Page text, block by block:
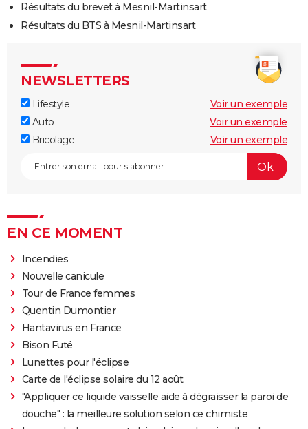
Résultats du brevet à Mesnil-Martinsart
Résultats du BTS à Mesnil-Martinsart
NEWSLETTERS
Lifestyle
Voir un exemple
Auto
Voir un exemple
Bricolage
Voir un exemple
EN CE MOMENT
Incendies
Nouvelle canicule
Tour de France femmes
Quentin Dumontier
Hantavirus en France
Bison Futé
Lunettes pour l'éclipse
Carte de l'éclipse solaire du 12 août
"Appliquer ce liquide vaisselle aide à dégraisser la paroi de
douche" : la meilleure solution selon ce chimiste